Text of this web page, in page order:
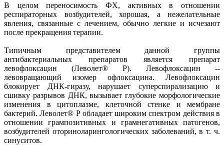
В целом переносимость ФХ, активных в отношении
респираторных возбудителей, хорошая, а нежелательные
явления, связанные с лечением, обычно легкие и исчезают
после прекращения терапии.
Типичным представителем данной группы
антибактериальных препаратов является препарат
левофлоксацин (Леволет® Р). Левофлоксацин --
левовращающий изомер офлоксацина. Левофлоксацин
блокирует ДНК-гиразу, нарушает суперспирализацию и
сшивку разрывов ДНК, вызывает глубокие морфологические
изменения в цитоплазме, клеточной стенке и мембране
бактерий. Леволет® Р обладает широким спектром действия в
отношении грампозитивных и грамнегативных патогенов,
возбудителей оториноларингологических заболеваний, в т. ч.
синуситов.